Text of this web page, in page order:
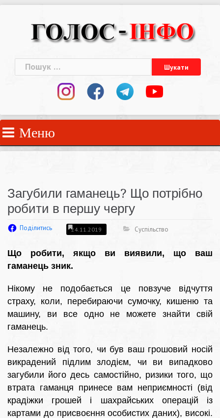
Пошук:
Меню
Загубили гаманець? Що потрібно
робити в першу чергу
Поділитись 24.11.2019 Суспільство
Що робити, якщо ви виявили, що ваш
гаманець зник.
Нікому не подобається це повзуче відчуття
страху, коли, перебираючи сумочку, кишеню та
машину, ви все одно не можете знайти свій
гаманець.
Незалежно від того, чи був ваш грошовий носій
викрадений підлим злодієм, чи ви випадково
загубили його десь самостійно, ризики того, що
втрата гаманця принесе вам неприємності (від
крадіжки грошей і шахрайських операцій із
картами до присвоєння особистих даних), високі.